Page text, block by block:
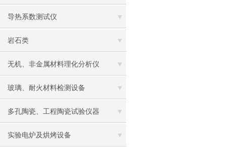
导热系数测试仪
岩石类
无机、非金属材料理化分析仪
玻璃、耐火材料检测设备
多孔陶瓷、工程陶瓷试验仪器
实验电炉及烘烤设备